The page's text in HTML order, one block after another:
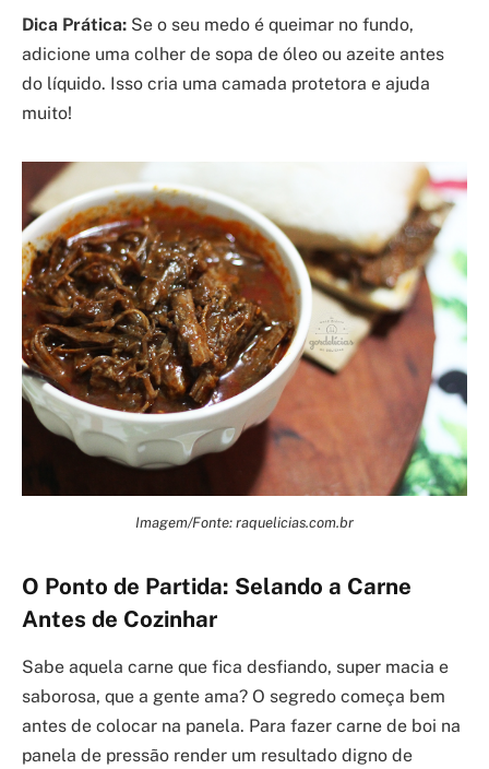
Dica Prática: Se o seu medo é queimar no fundo,
adicione uma colher de sopa de óleo ou azeite antes
do líquido. Isso cria uma camada protetora e ajuda
muito!
Imagem/Fonte: raquelicias.com.br
O Ponto de Partida: Selando a Carne
Antes de Cozinhar
Sabe aquela carne que fica desfiando, super macia e
saborosa, que a gente ama? O segredo começa bem
antes de colocar na panela. Para fazer carne de boi na
panela de pressão render um resultado digno de